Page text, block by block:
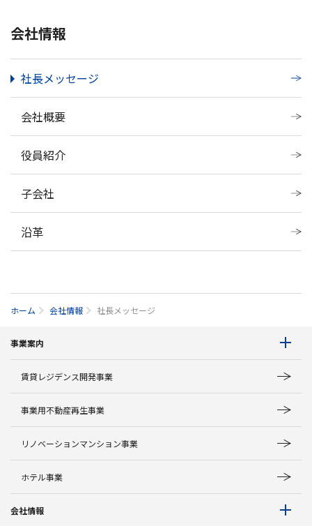
会社情報
社長メッセージ
会社概要
役員紹介
子会社
沿革
ホーム 会社情報 社長メッセージ
事業案内
賃貸レジデンス開発事業
事業用不動産再生事業
リノベーションマンション事業
ホテル事業
会社情報